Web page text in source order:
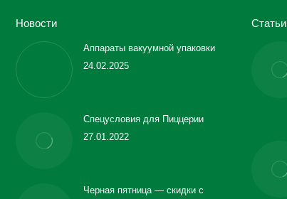
Новости
Аппараты вакуумной упаковки
24.02.2025
Спецусловия для Пиццерии
27.01.2022
Черная пятница — скидки с
Статьи